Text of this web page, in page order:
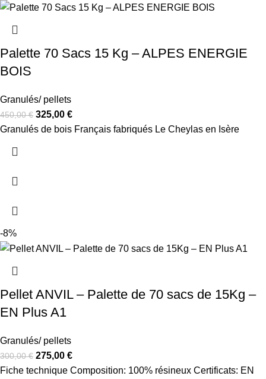
Palette 70 Sacs 15 Kg – ALPES ENERGIE
BOIS
Granulés/ pellets
450,00€ 325,00 €
Granulés de bois Français fabriqués Le Cheylas en Isère
-8%
Pellet ANVIL – Palette de 70 sacs de 15Kg –
EN Plus A1
Granulés/ pellets
300,00€ 275,00 €
Fiche technique Composition: 100% résineux Certificats: EN